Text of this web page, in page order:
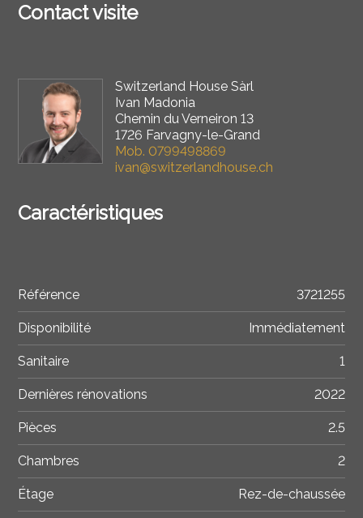
Contact visite
Switzerland House Sàrl
Ivan Madonia
Chemin du Verneiron 13
1726 Farvagny-le-Grand
Mob. 0799498869
ivan@switzerlandhouse.ch
Caractéristiques
Référence 3721255
Disponibilité Immédiatement
Sanitaire 1
Dernières rénovations 2022
Pièces 2.5
Chambres 2
Étage Rez-de-chaussée